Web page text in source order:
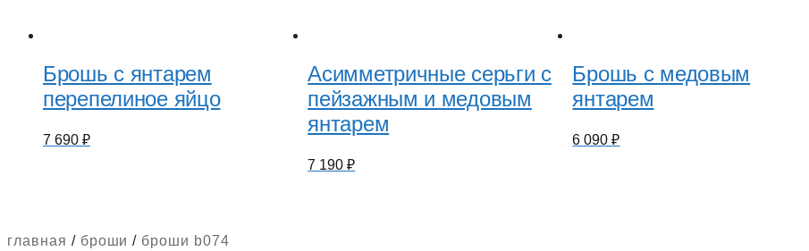
Брошь с янтарем
перепелиное яйцо
7 690 ₽
Асимметричные серьги с
пейзажным и медовым
янтарем
7 190₽
Брошь с медовым
янтарем
6 090₽
главная / броши / броши b074